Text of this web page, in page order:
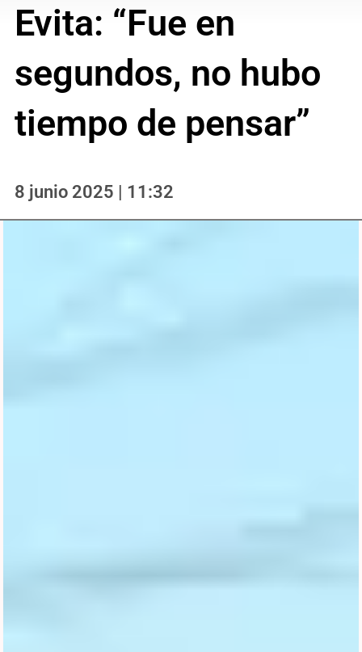
Evita: “Fue en
segundos, no hubo
tiempo de pensar”
8 junio 2025 | 11:32